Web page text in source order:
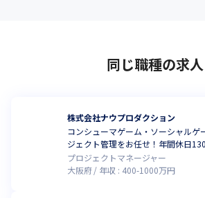
同じ職種の求人
株式会社ナウプロダクション
コンシューマゲーム・ソーシャルゲ
ジェクト管理をお任せ！年間休日
プロジェクトマネージャー
大阪府
年収 : 400-1000万円